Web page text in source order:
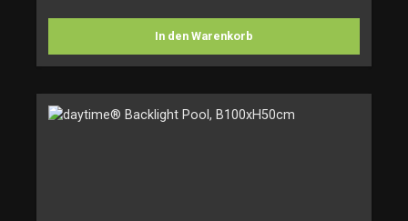
In den Warenkorb